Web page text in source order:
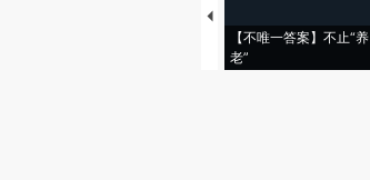
【不唯一答案】不止“养
老”